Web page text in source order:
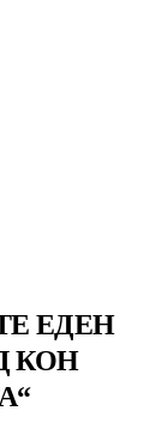
ЕДЕН
КОН